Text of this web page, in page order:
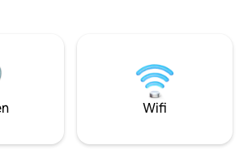
een zwembad,
op een
buurt van winkels,
is
LEGACY WEST
en
naar de levendige
Cowboy's
Wifi